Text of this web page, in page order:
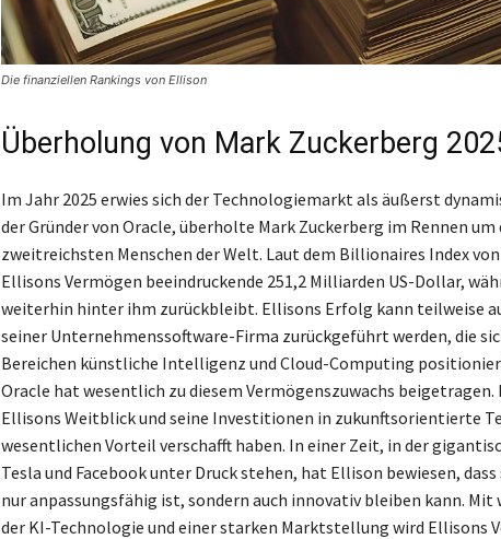
Die finanziellen Rankings von Ellison
Überholung von Mark Zuckerberg
Im Jahr 2025 erwies sich der Technologiemarkt als äußerst
der Gründer von Oracle, überholte Mark Zuckerberg im Rennen um
zweitreichsten Menschen der Welt. Laut dem Billionaires Index
Ellisons Vermögen beeindruckende 251,2 Milliarden US-Dollar,
weiterhin hinter ihm zurückbleibt. Ellisons Erfolg kann teilweise
seiner Unternehmenssoftware-Firma zurückgeführt werden, die
Bereichen künstliche Intelligenz und Cloud-Computing
Oracle hat wesentlich zu diesem Vermögenszuwachs
Ellisons Weitblick und seine Investitionen in zukunftsorientierte
wesentlichen Vorteil verschafft haben. In einer Zeit, in der
Tesla und Facebook unter Druck stehen, hat Ellison bewiesen,
nur anpassungsfähig ist, sondern auch innovativ bleiben kann.
der KI-Technologie und einer starken Marktstellung wird Ellisons